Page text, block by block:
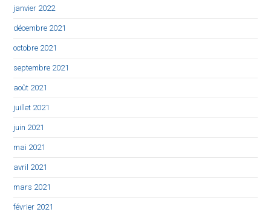
janvier 2022
décembre 2021
octobre 2021
septembre 2021
août 2021
juillet 2021
juin 2021
mai 2021
avril 2021
mars 2021
février 2021